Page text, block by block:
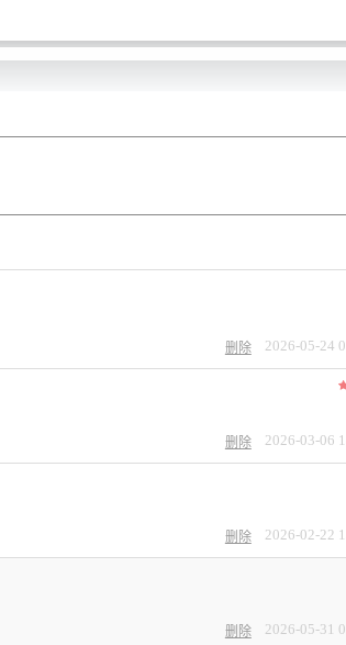
删除 2026-05-24
删除 2026-03-06
删除 2026-02-22
删除 2026-05-31